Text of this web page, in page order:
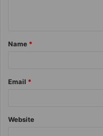
Name *
Email *
Website